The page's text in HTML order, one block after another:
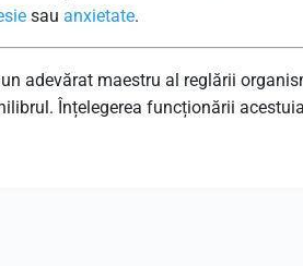
sau anxietate.
adevărat maestru al reglării
Înțelegerea funcționării